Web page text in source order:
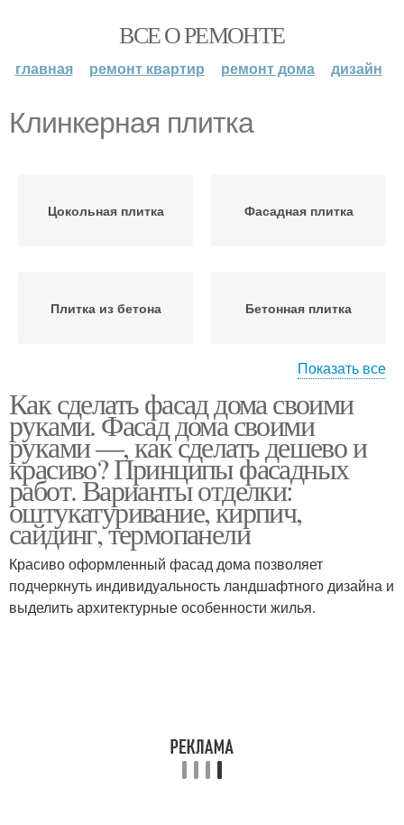
ВСЕ О РЕМОНТЕ
главная ремонт квартир ремонт дома дизайн
Клинкерная плитка
Цокольная плитка Фасадная плитка
Плитка из бетона Бетонная плитка
Керамическая плитка Плитка для фасада
Плитка для фасадов
Полимерпесчаная
плитка
Показать все
Как сделать фасад дома своими
руками. Фасад дома своими
руками —, как сделать дешево и
красиво? Принципы фасадных
работ. Варианты отделки:
оштукатуривание, кирпич,
сайдинг, термопанели
Красиво оформленный фасад дома позволяет
подчеркнуть индивидуальность ландшафтного дизайна и
выделить архитектурные особенности жилья.